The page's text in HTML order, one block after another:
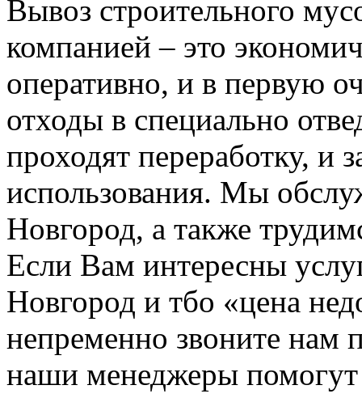
Вывоз строительного
компанией – это
оперативно, и в первую
отходы в специально
проходят переработку, и
использования. Мы
Новгород, а также
Если Вам интересны
Новгород и тбо «цена
непременно звоните нам
наши менеджеры помогут